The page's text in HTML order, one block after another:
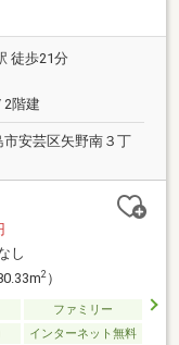
徒歩21分
2階建
市安芸区矢野南３丁
し
2）
ファミリー
インターネット無料